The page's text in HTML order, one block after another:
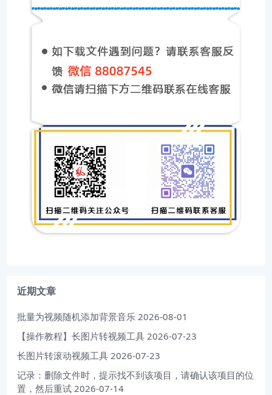
近期文章
批量为视频随机添加背景音乐 2026-08-01
【操作教程】长图片转视频工具 2026-07-23
长图片转滚动视频工具 2026-07-23
记录：删除文件时，提示找不到该项目，请确认该项目的位
置，然后重试 2026-07-14